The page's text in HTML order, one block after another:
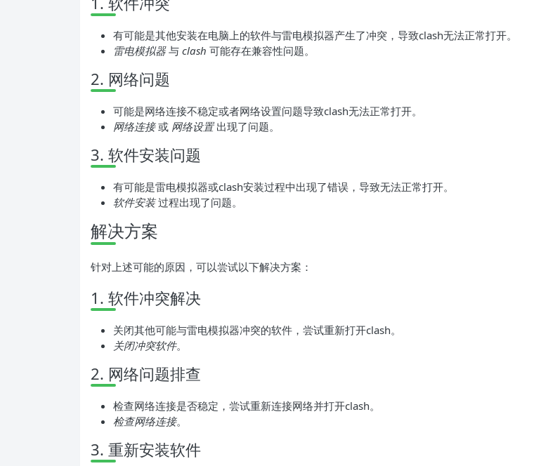
有可能是其他安装在电脑上的软件与雷电模拟器产生了冲突，导致clash无法正常打开。
雷电模拟器与 clash 可能存在兼容性问题。
2. 网络问题
可能是网络连接不稳定或者网络设置问题导致clash无法正常打开。
网络连接或 网络设置出现了问题。
3. 软件安装问题
有可能是雷电模拟器或clash安装过程中出现了错误，导致无法正常打开。
软件安装过程出现了问题。
解决方案
针对上述可能的原因，可以尝试以下解决方案：
1. 软件冲突解决
关闭其他可能与雷电模拟器冲突的软件，尝试重新打开clash。
关闭冲突软件。
2. 网络问题排查
检查网络连接是否稳定，尝试重新连接网络并打开clash。
检查网络连接。
3. 重新安装软件